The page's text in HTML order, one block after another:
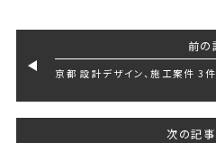
前の
京都 設計デザイン、施工案件 3
次の記事